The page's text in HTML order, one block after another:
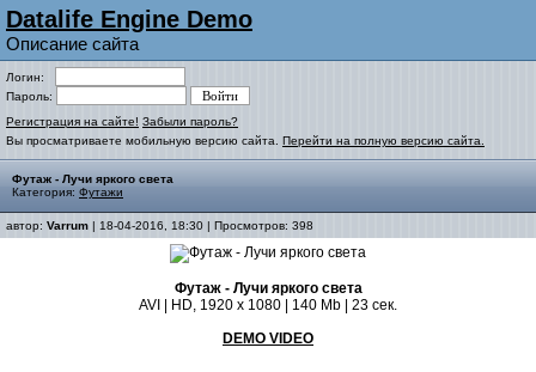
Datalife Engine Demo
Описание сайта
Логин:
Пароль:
Регистрация на сайте! Забыли пароль?
Вы просматриваете мобильную версию сайта. Перейти на полную версию сайта.
Футаж - Лучи яркого света
Категория: Футажи
автор: Varrum | 18-04-2016, 18:30 | Просмотров: 398
Футаж - Лучи яркого света
AVI | HD, 1920 x 1080 | 140 Mb | 23 сек.
DEMO VIDEO